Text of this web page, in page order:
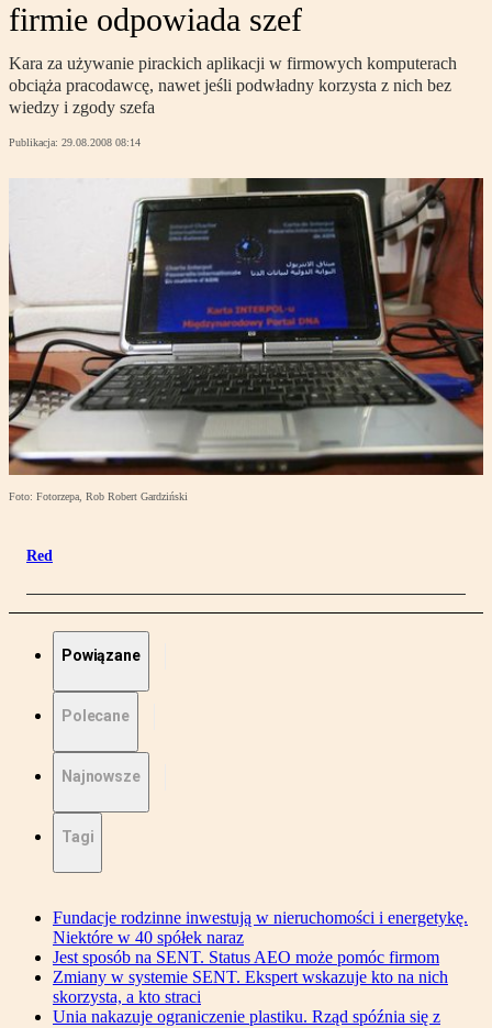
firmie odpowiada szef
Kara za używanie pirackich aplikacji w firmowych komputerach
obciąża pracodawcę, nawet jeśli podwładny korzysta z nich bez
wiedzy i zgody szefa
Publikacja: 29.08.2008 08:14
Foto: Fotorzepa, Rob Robert Gardziński
Red
Powiązane
Polecane
Najnowsze
Tagi
Fundacje rodzinne inwestują w nieruchomości i energetykę.
Niektóre w 40 spółek naraz
Jest sposób na SENT. Status AEO może pomóc firmom
Zmiany w systemie SENT. Ekspert wskazuje kto na nich
skorzysta, a kto straci
Unia nakazuje ograniczenie plastiku. Rząd spóźnia się z